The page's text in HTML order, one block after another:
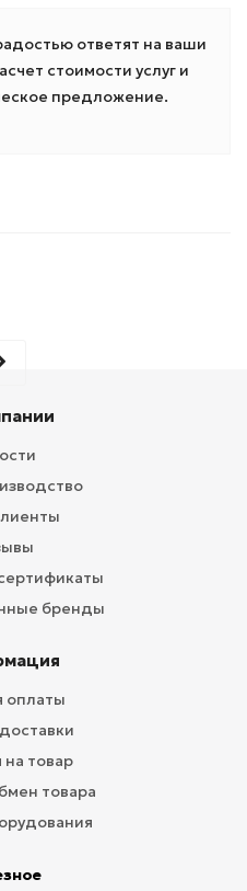
ответят на ваши
стоимости услуг и
предложение.
бренды
оплаты
на товар
товара